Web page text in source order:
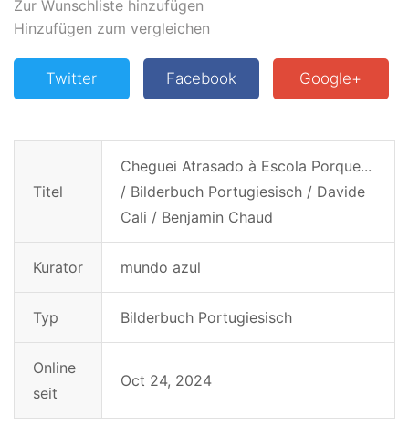
Zur Wunschliste hinzufügen
Hinzufügen zum vergleichen
Twitter Facebook Google+
Titel
Cheguei Atrasado à Escola Porque...
/ Bilderbuch Portugiesisch / Davide
Cali / Benjamin Chaud
Kurator mundo azul
Typ Bilderbuch Portugiesisch
Online
seit
Oct 24, 2024